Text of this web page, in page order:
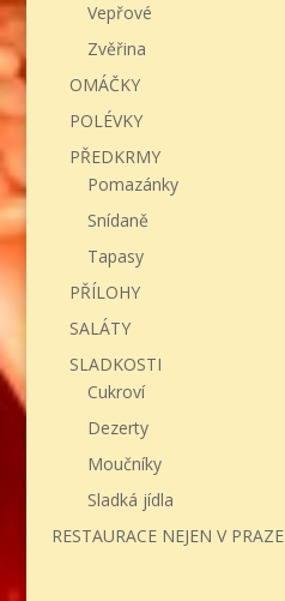
Vepřové
Zvěřina
OMÁČKY
POLÉVKY
PŘEDKRMY
Pomazánky
Snídaně
Tapasy
PŘÍLOHY
SALÁTY
SLADKOSTI
Cukroví
Dezerty
Moučníky
Sladká jídla
RESTAURACE NEJEN V PRAZE